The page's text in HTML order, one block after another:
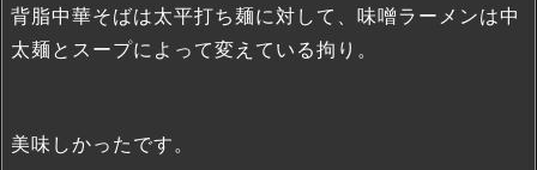
背脂中華そばは太平打ち麺に対して、味噌ラーメンは中
太麺とスープによって変えている拘り。
美味しかったです。